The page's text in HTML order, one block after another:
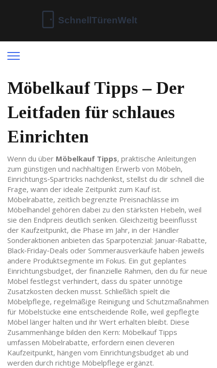
Möbelkauf Tipps – Der
Leitfaden für schlaues
Einrichten
Wenn du über Möbelkauf Tipps, praktische Anleitungen
zum günstigen und nachhaltigen Erwerb von Möbeln,
Einrichtungs‑Spartricks nachdenkst, stellst du dir schnell die
Frage, wann der ideale Zeitpunkt zum Kauf ist.
Möbelrabatte, zeitlich begrenzte Preisnachlässe im
Möbelhandel gehören dabei zu den stärksten Hebeln, weil
sie den Endpreis deutlich senken. Gleichzeitig beeinflusst
der Kaufzeitpunkt, die Phase im Jahr, in der Händler
Sonderaktionen anbieten das Sparpotenzial: Januar‑Rabatte,
Black‑Friday‑Deals oder Sommerausverkäufe haben jeweils
andere Produktsegmente im Fokus. Ein gut geplantes
Einrichtungsbudget, der finanzielle Rahmen, den du für neue
Möbel festlegst verhindert, dass du später unnötige
Zusatzkosten decken musst. Schließlich spielt die
Möbelpflege, regelmäßige Reinigung und Schutzmaßnahmen
für Möbelstücke eine entscheidende Rolle, weil gepflegte
Möbel länger halten und ihr Wert erhalten bleibt. Diese
Zusammenhänge bilden den Kern: Möbelkauf Tipps
umfassen Möbelrabatte, erfordern einen cleveren
Kaufzeitpunkt, hängen vom Einrichtungsbudget ab und
werden durch richtige Möbelpflege ergänzt.